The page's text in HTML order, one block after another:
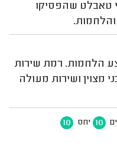
טאבלט שהפסיקו
הלחמות. רמת שירות
מצוין ושירות מעולה
10 יחס 10